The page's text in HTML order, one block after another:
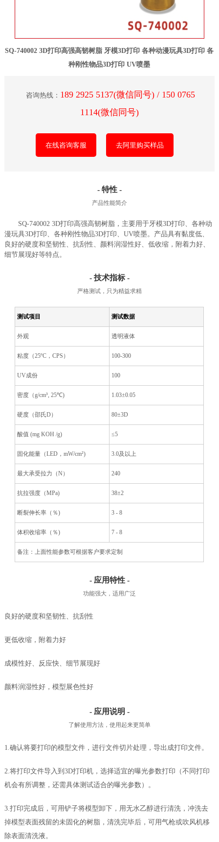
SQ-740002 3D打印高强高韧树脂 牙模3D打印 各种动漫玩具3D打印 各
种刚性物品3D打印 UV喷墨
咨询热线： 189 2925 5137(微信同号) / 150 0765
1114(微信同号)
在线咨询客服 去阿里购买样品
- 特性 -
产品性能简介
SQ-740002 3D打印高强高韧树脂，主要用于牙模3D打印、各种动
漫玩具3D打印、各种刚性物品3D打印、UV喷墨。产品具有黏度低、
良好的硬度和坚韧性、抗刮性、颜料润湿性好、低收缩，附着力好、
细节展现好等特点。
- 技术指标 -
严格测试，只为精益求精
测试项目 测试数据
外观 透明液体
粘度（25ºC，CPS） 100-300
UV成份 100
密度（g/cm³, 25℃) 1.03±0.05
硬度（邵氏D） 80±3D
酸值 (mg KOH /g) ≤5
固化能量（LED，mW/cm²) 3.0及以上
最大承受拉力（N） 240
抗拉强度（MPa) 38±2
断裂伸长率（％) 3 - 8
体积收缩率（％) 7 - 8
备注：上面性能参数可根据客户要求定制
- 应用特性 -
功能强大，适用广泛
良好的硬度和坚韧性、抗刮性
更低收缩，附着力好
成模性好、反应快、细节展现好
颜料润湿性好，模型展色性好
- 应用说明 -
了解使用方法，使用起来更简单
1.确认将要打印的模型文件，进行文件切片处理，导出成打印文件。
2.将打印文件导入到3D打印机，选择适宜的曝光参数打印（不同打印
机会有所调整，还需具体测试适合的曝光参数）。
3.打印完成后，可用铲子将模型卸下，用无水乙醇进行清洗，冲洗去
掉模型表面残留的未固化的树脂，清洗完毕后，可用气枪或吹风机移
除表面清洗液。